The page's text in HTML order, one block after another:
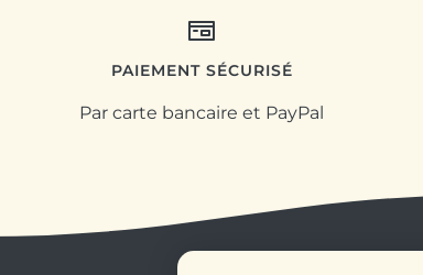
PAIEMENT SÉCURISÉ
Par carte bancaire et PayPal